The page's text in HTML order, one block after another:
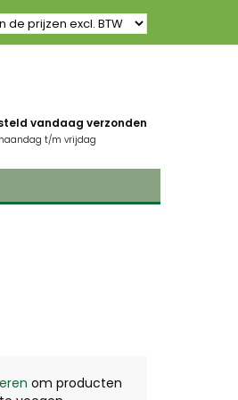
vandaag verzonden
t/m vrijdag
om producten